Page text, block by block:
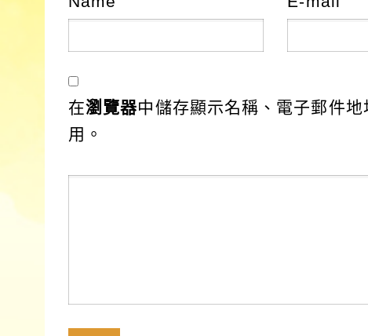
在瀏覽器中儲存顯示名稱、電子郵件
用。